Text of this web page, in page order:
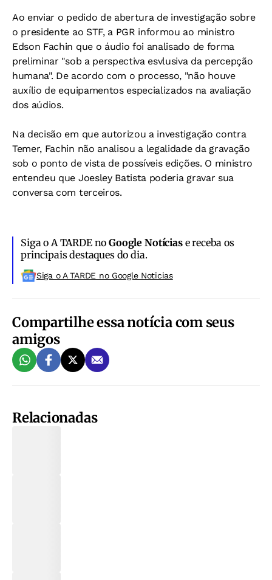
Ao enviar o pedido de abertura de investigação sobre
o presidente ao STF, a PGR informou ao ministro
Edson Fachin que o áudio foi analisado de forma
preliminar "sob a perspectiva esvlusiva da percepção
humana". De acordo com o processo, "não houve
auxílio de equipamentos especializados na avaliação
dos aúdios.
Na decisão em que autorizou a investigação contra
Temer, Fachin não analisou a legalidade da gravação
sob o ponto de vista de possíveis edições. O ministro
entendeu que Joesley Batista poderia gravar sua
conversa com terceiros.
Siga o A TARDE noGoogle Notíciase receba os
principais destaques do dia.
Siga o A TARDE no Google Noticias
Compartilhe essa notícia com seus
amigos
Relacionadas